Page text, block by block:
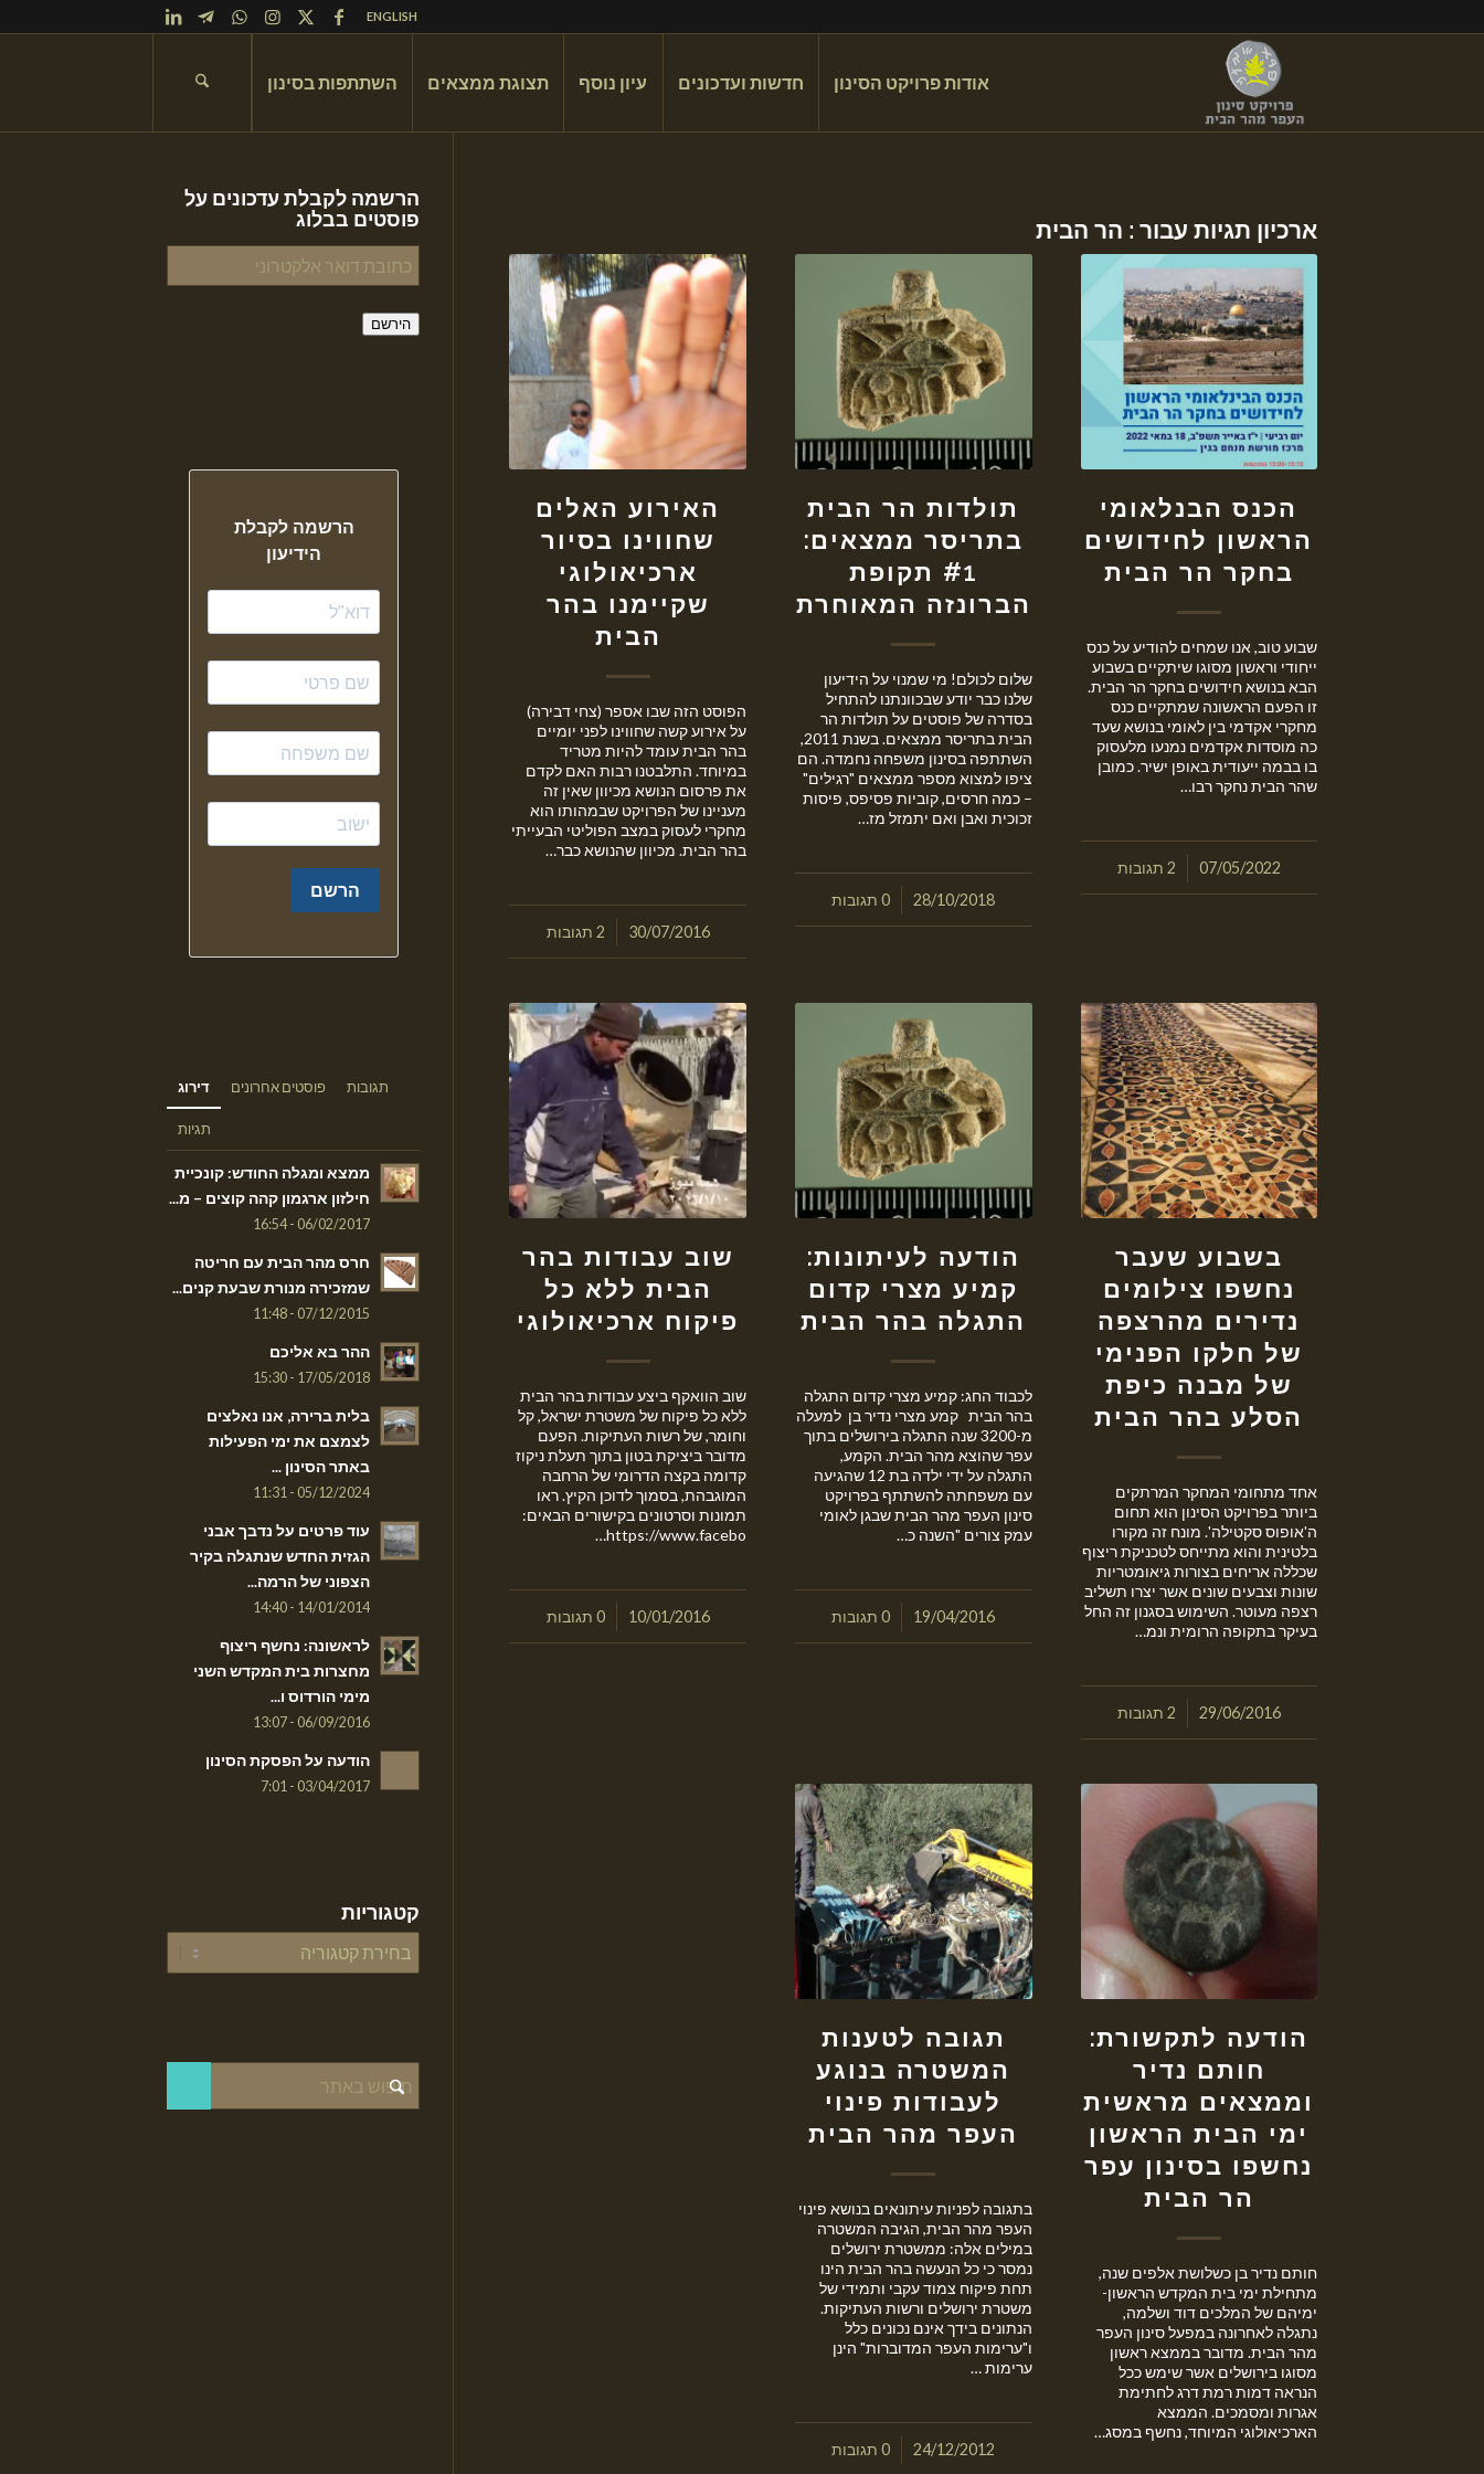
ENGLISH
אודות פרויקט הסינון חדשות ועדכונים עיון נוסף תצוגת ממצאים השתתפות בסינון
ארכיון תגיות עבור : הר הבית
הכנס הבנלאומי
הראשון לחידושים
בחקר הר הבית
שבוע טוב, אנו שמחים להודיע על כנס
ייחודי וראשון מסוגו שיתקיים בשבוע
הבא בנושא חידושים בחקר הר הבית.
זו הפעם הראשונה שמתקיים כנס
מחקרי אקדמי בין לאומי בנושא שעד
כה מוסדות אקדמים נמנעו מלעסוק
בו בבמה ייעודית באופן ישיר. כמובן
שהר הבית נחקר רבו…
07/05/2022
/ 2 תגובות
תולדות הר הבית
בתריסר ממצאים:
#1 תקופת
הברונזה המאוחרת
שלום לכולם! מי שמנוי על הידיעון
שלנו כבר יודע שבכוונתנו להתחיל
בסדרה של פוסטים על תולדות הר
הבית בתריסר ממצאים. בשנת 2011,
השתתפה בסינון משפחה נחמדה. הם
ציפו למצוא מספר ממצאים "רגילים"
– כמה חרסים, קוביות פסיפס, פיסות
זכוכית ואבן ואם יתמזל מז…
28/10/2018
/ 0 תגובות
האירוע האלים
שחווינו בסיור
ארכיאולוגי
שקיימנו בהר
הבית
הפוסט הזה שבו אספר (צחי דבירה)
על אירוע קשה שחווינו לפני יומיים
בהר הבית עומד להיות מטריד
במיוחד. התלבטנו רבות האם לקדם
את פרסום הנושא מכיוון שאין זה
מעניינו של הפרויקט שבמהותו הוא
מחקרי לעסוק במצב הפוליטי הבעייתי
בהר הבית. מכיוון שהנושא כבר…
30/07/2016
/ 2 תגובות
בשבוע שעבר
נחשפו צילומים
נדירים מהרצפה
של חלקו הפנימי
של מבנה כיפת
הסלע בהר הבית
אחד מתחומי המחקר המרתקים
ביותר בפרויקט הסינון הוא תחום
ה'אופוס סקטילה'. מונח זה מקורו
בלטינית והוא מתייחס לטכניקת ריצוף
שכללה אריחים בצורות גיאומטריות
שונות וצבעים שונים אשר יצרו תשליב
רצפה מעוטר. השימוש בסגנון זה החל
בעיקר בתקופה הרומית ונמ…
29/06/2016
/ 2 תגובות
הודעה לעיתונות:
קמיע מצרי קדום
התגלה בהר הבית
לכבוד החג: קמיע מצרי קדום התגלה
בהר הבית קמע מצרי נדיר בן למעלה
מ-3200 שנה התגלה בירושלים בתוך
עפר שהוצא מהר הבית. הקמע,
התגלה על ידי ילדה בת 12 שהגיעה
עם משפחתה להשתתף בפרויקט
סינון העפר מהר הבית שבגן לאומי
עמק צורים "השנה כ…
19/04/2016
/ 0 תגובות
שוב עבודות בהר
הבית ללא כל
פיקוח ארכיאולוגי
שוב הוואקף ביצע עבודות בהר הבית
ללא כל פיקוח של משטרת ישראל, קל
וחומר, של רשות העתיקות. הפעם
מדובר ביציקת בטון בתוך תעלת ניקוז
קדומה בקצה הדרומי של הרחבה
המוגבהת, בסמוך לדוכן הקיץ. ראו
תמונות וסרטונים בקישורים הבאים:
https://www.facebo…
10/01/2016
/ 0 תגובות
הודעה לתקשורת:
חותם נדיר
וממצאים מראשית
ימי הבית הראשון
נחשפו בסינון עפר
הר הבית
חותם נדיר בן כשלושת אלפים שנה,
מתחילת ימי בית המקדש הראשון-
ימיהם של המלכים דוד ושלמה,
נתגלה לאחרונה במפעל סינון העפר
מהר הבית. מדובר בממצא ראשון
מסוגו בירושלים אשר שימש ככל
הנראה דמות רמת דרג לחתימת
אגרות ומסמכים. הממצא
הארכיאולוגי המיוחד, נחשף במסג…
תגובה לטענות
המשטרה בנוגע
לעבודות פינוי
העפר מהר הבית
בתגובה לפניות עיתונאים בנושא פינוי
העפר מהר הבית, הגיבה המשטרה
במילים אלה: ממשטרת ירושלים
נמסר כי כל הנעשה בהר הבית הינו
תחת פיקוח צמוד עקבי ותמידי של
משטרת ירושלים ורשות העתיקות.
הנתונים בידך אינם נכונים כלל
ו"ערימות העפר המדוברות" הינן
ערימות …
24/12/2012
/ 0 תגובות
הרשמה לקבלת עדכונים על
פוסטים בבלוג
כתובת
דואר
אלקטרוני
הירשם
דירוג פוסטים אחרונים תגובות
תגיות
ממצא ומגלה החודש: קונכיית
חילזון ארגמון קהה קוצים – מ...
06/02/2017 - 16:54
חרס מהר הבית עם חריטה
שמזכירה מנורת שבעת קנים...
07/12/2015 - 11:48
ההר בא אליכם
17/05/2018 - 15:30
בלית ברירה, אנו נאלצים
לצמצם את ימי הפעילות
באתר הסינון ...
05/12/2024 - 11:31
עוד פרטים על נדבך אבני
הגזית החדש שנתגלה בקיר
הצפוני של הרמה...
14/01/2014 - 14:40
לראשונה: נחשף ריצוף
מחצרות בית המקדש השני
מימי הורדוס ו...
06/09/2016 - 13:07
הודעה על הפסקת הסינון
03/04/2017 - 7:01
קטגוריות
קטגוריות